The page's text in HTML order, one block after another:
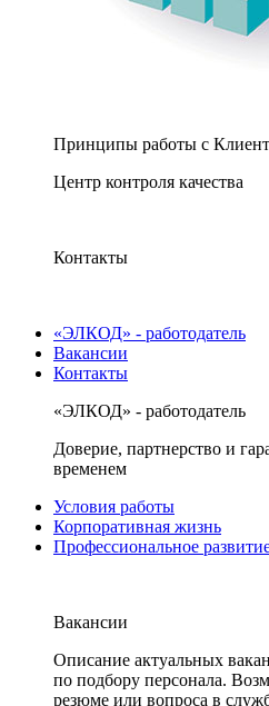
Принципы работы с
Центр контроля качества
Контакты
«ЭЛКОД» - работодатель
Вакансии
Контакты
«ЭЛКОД» - работодатель
Доверие, партнерство и
временем
Условия работы
Корпоративная жизнь
Профессиональное
Вакансии
Описание актуальных
по подбору персонала.
резюме или вопроса в